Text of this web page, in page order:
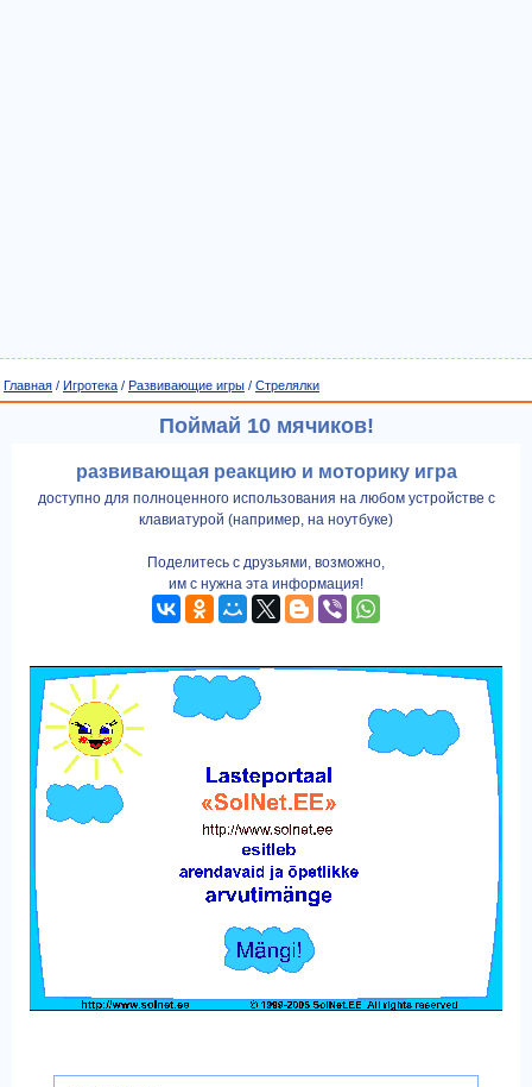
Главная / Игротека / Развивающие игры / Стрелялки
Поймай 10 мячиков!
развивающая реакцию и моторику игра
доступно для полноценного использования на любом устройстве с
клавиатурой (например, на ноутбуке)
Поделитесь с друзьями, возможно,
им с нужна эта информация!